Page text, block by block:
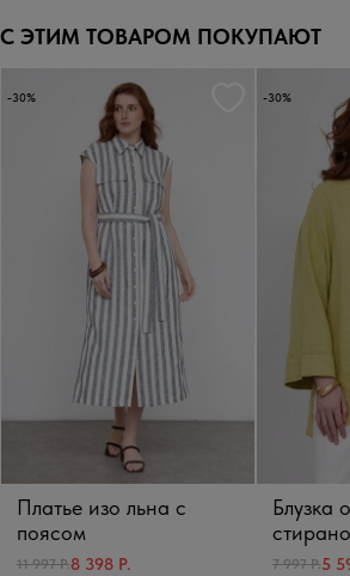
С ЭТИМ ТОВАРОМ ПОКУПАЮТ
-30%
Платье изо льна с
поясом
11 997 Р.8 398 Р.
-30%
Блузка
7 997 Р.5